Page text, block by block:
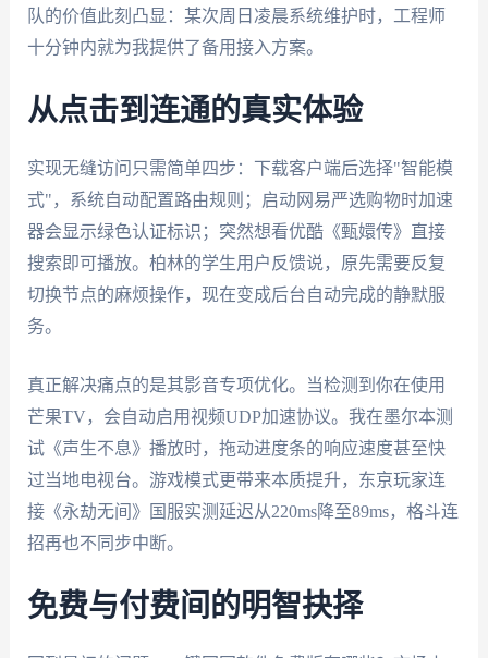
队的价值此刻凸显：某次周日凌晨系统维护时，工程师
十分钟内就为我提供了备用接入方案。
从点击到连通的真实体验
实现无缝访问只需简单四步：下载客户端后选择"智能模
式"，系统自动配置路由规则；启动网易严选购物时加速
器会显示绿色认证标识；突然想看优酷《甄嬛传》直接
搜索即可播放。柏林的学生用户反馈说，原先需要反复
切换节点的麻烦操作，现在变成后台自动完成的静默服
务。
真正解决痛点的是其影音专项优化。当检测到你在使用
芒果TV，会自动启用视频UDP加速协议。我在墨尔本测
试《声生不息》播放时，拖动进度条的响应速度甚至快
过当地电视台。游戏模式更带来本质提升，东京玩家连
接《永劫无间》国服实测延迟从220ms降至89ms，格斗连
招再也不同步中断。
免费与付费间的明智抉择